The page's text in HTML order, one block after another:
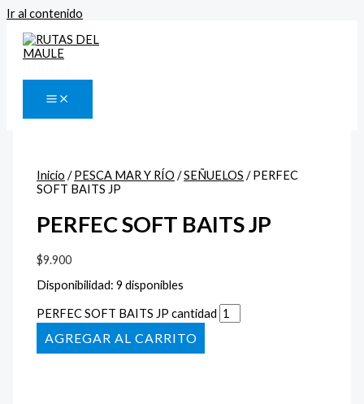
Ir al contenido
Inicio /PESCA MAR Y RÍO /SEÑUELOS / PERFEC
SOFT BAITS JP
PERFEC SOFT BAITS JP
$9.900
Disponibilidad: 9 disponibles
PERFEC SOFT BAITS JP cantidad
AÑADIR AL CARRITO